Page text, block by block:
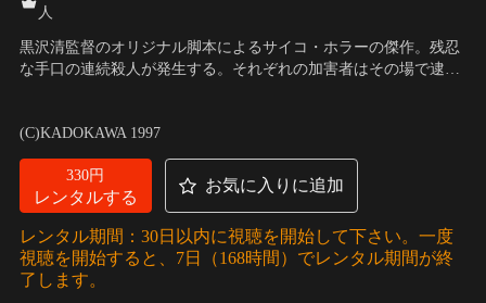
人
黒沢清監督のオリジナル脚本によるサイコ・ホラーの傑作。残忍
な手口の連続殺人が発生する。それぞれの加害者はその場で逮捕
査を始める。しかし、事態は思わぬ方向へ進む。
(C)KADOKAWA 1997
330円
レンタルする
お気に入りに追加
レンタル期間：30日以内に視聴を開始して下さい。一度
視聴を開始すると、7日（168時間）でレンタル期間が終
了します。